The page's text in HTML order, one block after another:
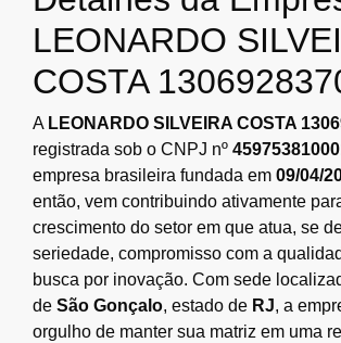
LEONARDO
COSTA
A LEONARDO SILVEIRA COSTA
registrada sob o CNPJ nº
empresa brasileira fundada em 09/04/
então, vem contribuindo ativamente
crescimento do setor em que atua, se
seriedade, compromisso com a
busca por inovação. Com sede
de São Gonçalo, estado de RJ, a
orgulho de manter sua matriz em uma